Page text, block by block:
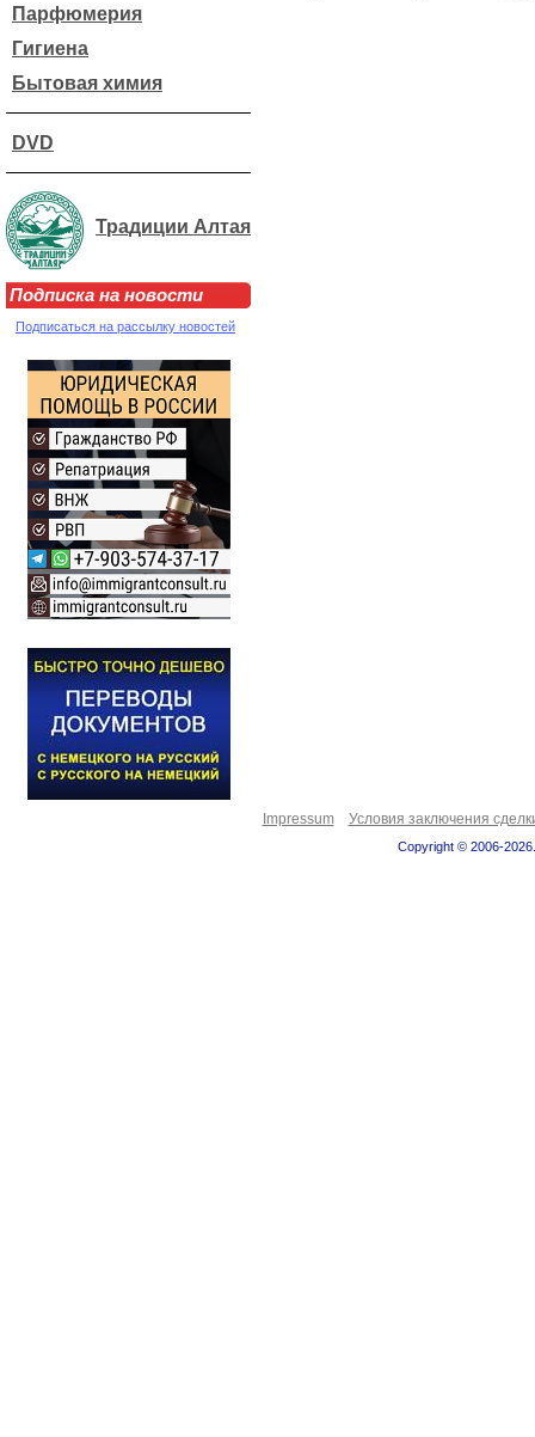
Парфюмерия
Гигиена
Бытовая химия
DVD
Традиции Алтая
Подписка на новости
Подписаться на рассылку новостей
Impressum Условия заключения
Copyright © 2006-